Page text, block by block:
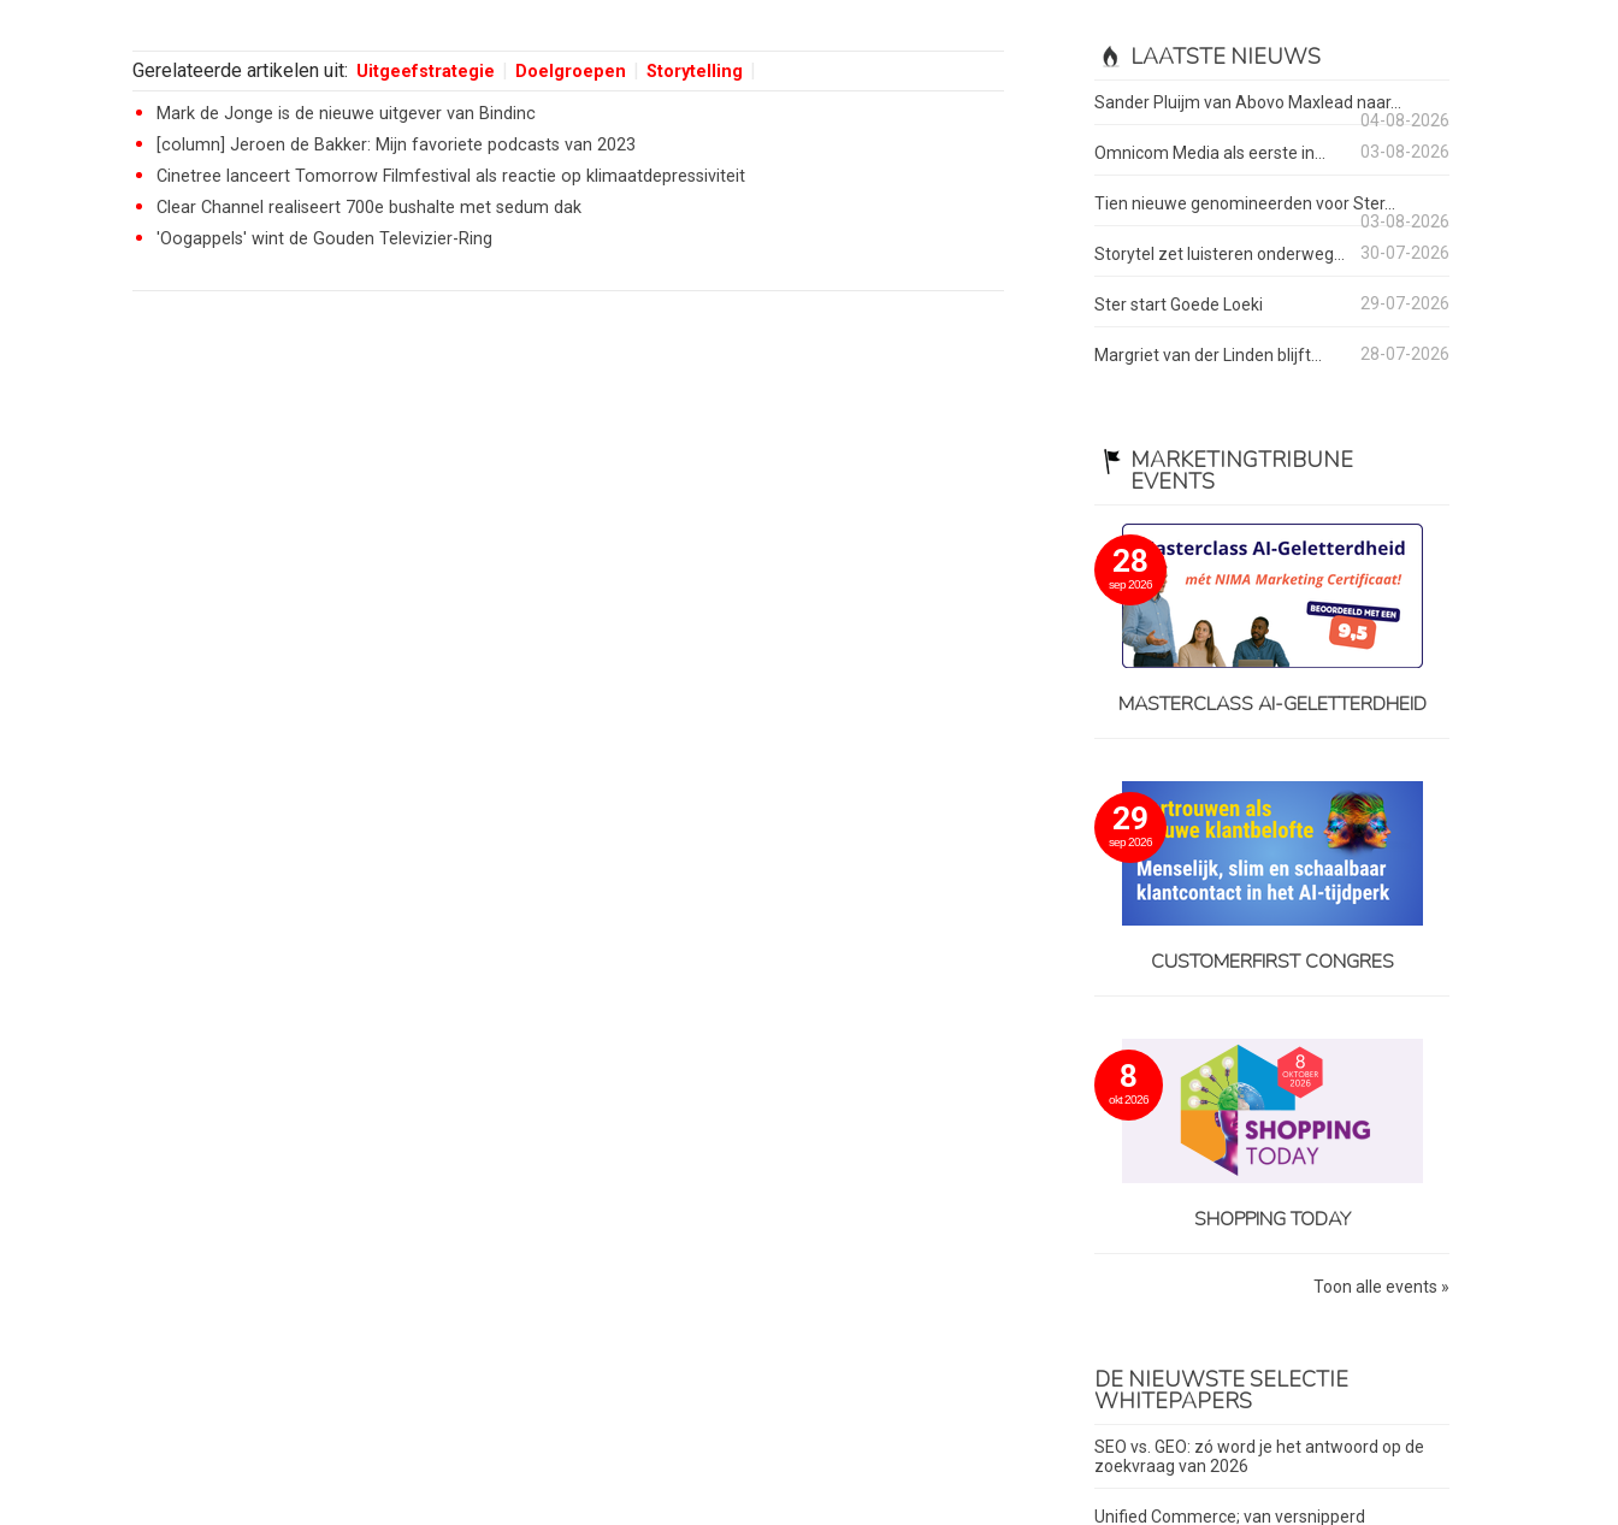
Gerelateerde artikelen uit: Uitgeefstrategie Doelgroepen Storytelling
Mark de Jonge is de nieuwe uitgever van Bindinc
[column] Jeroen de Bakker: Mijn favoriete podcasts van 2023
Cinetree lanceert Tomorrow Filmfestival als reactie op klimaatdepressiviteit
Clear Channel realiseert 700e bushalte met sedum dak
'Oogappels' wint de Gouden Televizier-Ring
LAATSTE NIEUWS
Sander Pluijm van Abovo Maxlead naar...
04-08-2026
Omnicom Media als eerste in...
03-08-2026
Tien nieuwe genomineerden voor Ster...
03-08-2026
Storytel zet luisteren onderweg...
30-07-2026
Ster start Goede Loeki 29-07-2026
Margriet van der Linden blijft... 28-07-2026
MARKETINGTRIBUNE
EVENTS
28
sep 2026
MASTERCLASS AI-GELETTERDHEID
29
sep 2026
CUSTOMERFIRST CONGRES
8
okt 2026
SHOPPING TODAY
Toon alle events »
DE NIEUWSTE SELECTIE
WHITEPAPERS
SEO vs. GEO: zó word je het antwoord op de
zoekvraag van 2026
Unified Commerce; van versnipperd